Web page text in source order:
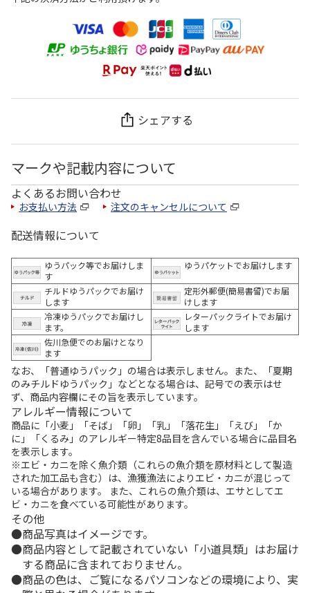
シェアする
マークや記載内容について
よくあるお問い合わせ
お支払い方法 注文のキャンセルについて
配送情報について
ゆうパック等でお届けしま
す
ゆうパケットでお届けします
チルドゆうパックでお届け
します
定形外郵便(簡易書留)でお届
けします
冷凍ゆうパックでお届けし
ます。
レターパックライトでお届け
します
佐川急便でのお届けとなり
ます
なお、「普通ゆうパック」の場合は表示しません。また、「夏期
のみチルドゆうパック」などとなる場合は、記号での表示はせ
ず、商品内容欄にその旨を表示しています。
アレルギー情報について
商品に「小麦」「そば」「卵」「乳」「落花生」「えび」「か
に」「くるみ」のアレルギー特定8品目を含んでいる場合に品目名
を表示します。
※エビ・カニを除く魚介類（これらの魚介類を原材料として製造
された加工品も含む）は、漁獲漁法によりエビ・カニが混じって
いる場合があります。 また、これらの魚介類は、エサとしてエ
ビ・カニを食べている可能性があります。
その他
商品写真はイメージです。
商品内容として記載されていない「小道具類」はお届け
する商品に含まれておりません。
商品の色は、ご覧になるパソコンなどの環境により、実